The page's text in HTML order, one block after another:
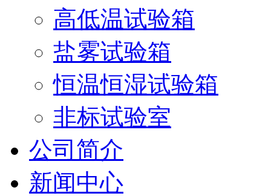
高低温试验箱
盐雾试验箱
恒温恒湿试验箱
非标试验室
公司简介
新闻中心